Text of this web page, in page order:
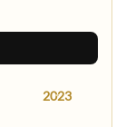
2023